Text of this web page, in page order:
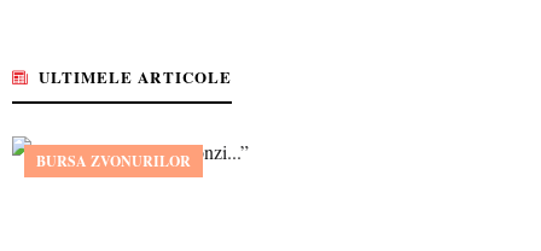
ULTIMELE ARTICOLE
BURSA ZVONURILOR